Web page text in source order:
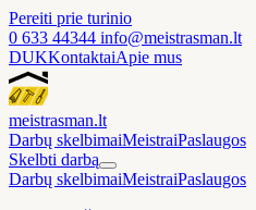
Pereiti prie turinio
0 633 44344 info@meistrasman.lt
DUKKontaktaiApie mus
meistrasman.lt
Darbų skelbimaiMeistraiPaslaugos
Skelbti darbą
Darbų skelbimaiMeistraiPaslaugos